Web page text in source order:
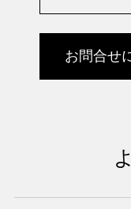
お問合せ